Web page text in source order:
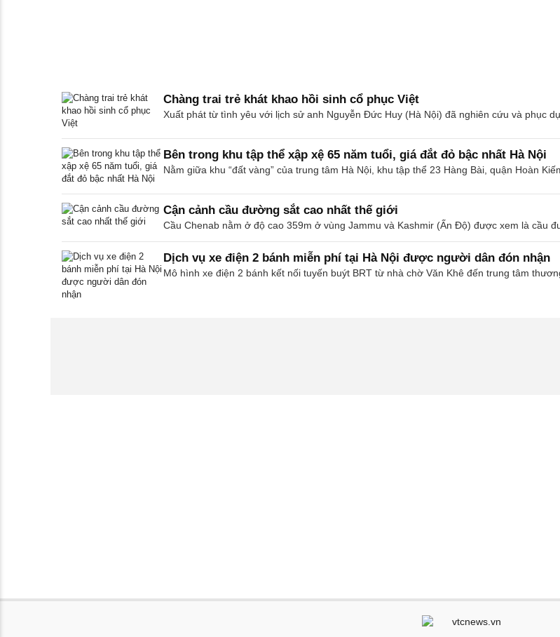
Chàng trai trẻ khát khao hồi sinh cổ phục Việt
Xuất phát từ tình yêu với lịch sử anh Nguyễn Đức Huy (Hà Nội) đã nghiên cứu và phục
Bên trong khu tập thể xập xệ 65 năm tuổi, giá đắt đỏ bậc nhất Hà Nội
Nằm giữa khu “đất vàng” của trung tâm Hà Nội, khu tập thể 23 Hàng Bài, quận Hoàn
Cận cảnh cầu đường sắt cao nhất thế giới
Cầu Chenab nằm ở độ cao 359m ở vùng Jammu và Kashmir (Ấn Độ) được xem là cầu
Dịch vụ xe điện 2 bánh miễn phí tại Hà Nội được người dân đón nhận
Mô hình xe điện 2 bánh kết nối tuyến buýt BRT từ nhà chờ Văn Khê đến trung tâm